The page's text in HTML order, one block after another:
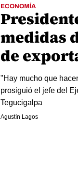
ECONOMÍA
medidas
de
"Hay mucho que
prosiguió el jefe del
Tegucigalpa
Agustín Lagos